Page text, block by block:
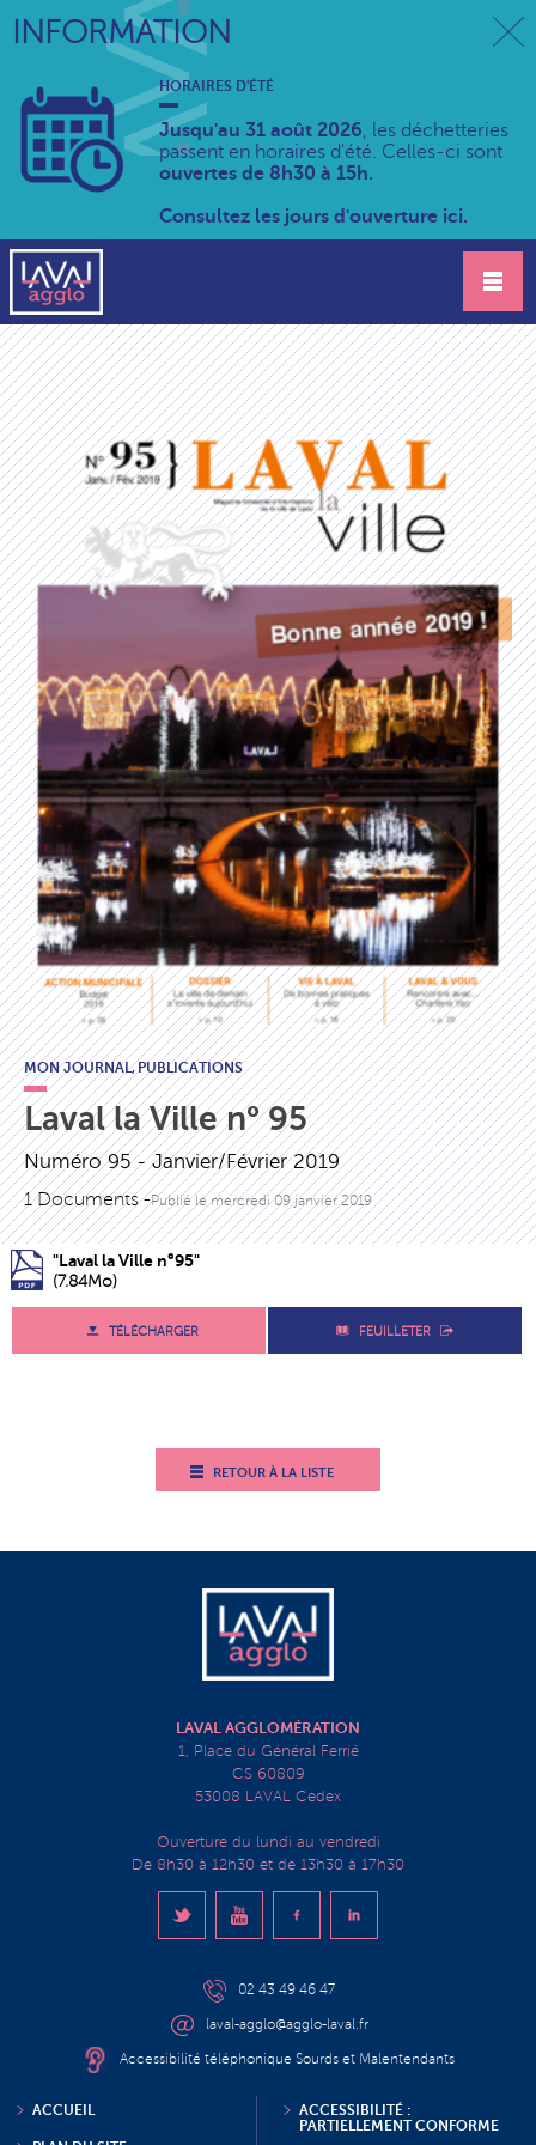
INFORMATION
HORAIRES D'ÉTÉ
Jusqu'au 31 août 2026, les déchetteries
passent en horaires d'été. Celles-ci sont
ouvertes de 8h30 à 15h.
Consultez les jours d'ouverture ici.
MON JOURNAL,PUBLICATIONS
Laval la Ville n° 95
Numéro 95 - Janvier/Février 2019
1 Documents -Publié lemercredi 09 janvier 2019
"Laval la Ville n°95"
(7.84Mo)
TÉLÉCHARGER FEUILLETER
RETOUR À LA LISTE
LAVAL AGGLOMÉRATION
1, Place du Général Ferrié
CS 60809
53008 LAVAL Cedex
Ouverture du lundi au vendredi
De 8h30 à 12h30 et de 13h30 à 17h30
02 43 49 46 47
laval-agglo@agglo-laval.fr
Accessibilité téléphonique Sourds et Malentendants
ACCUEIL
ACCESSIBILITÉ :
PARTIELLEMENT CONFORME